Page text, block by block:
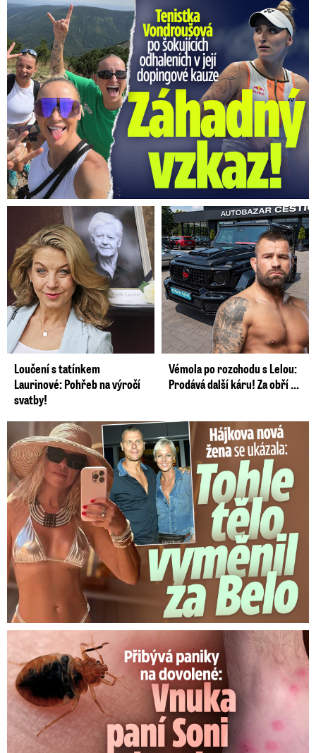
Vondroušová po šokujících odhaleních v kauze: Záhadný vzkaz!
Loučení s tatínkem
Laurinové: Pohřeb na výročí
svatby!
Vémola po rozchodu s Lelou:
Prodává další káru! Za obří ...
Tohle tělo nahradilo Belo: Nová partnerka se ukázala...
Panika na dovolené: Vnuka Soni v hotelu poštípaly štěnice!